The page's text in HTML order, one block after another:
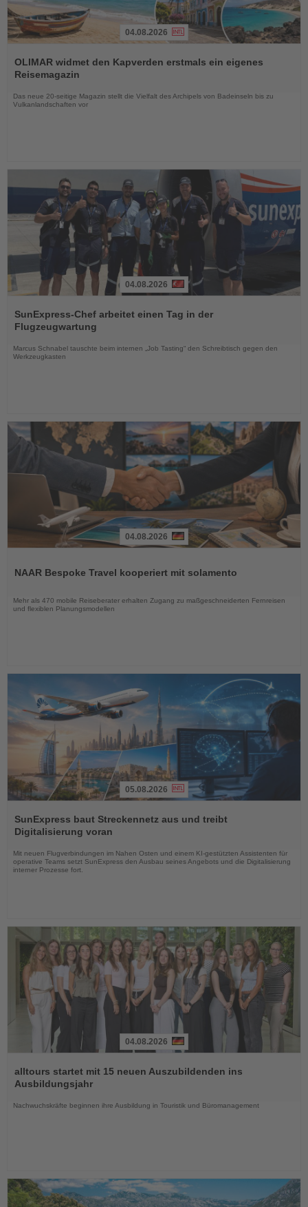
Sie
die
Nachrichten
04.08.2026
OLIMAR widmet den Kapverden erstmals ein eigenes
Reisemagazin
Das neue 20-seitige Magazin stellt die Vielfalt des Archipels von Badeinseln bis zu
Vulkanlandschaften vor
Sie
die
Nachrichten
04.08.2026
SunExpress-Chef arbeitet einen Tag in der
Flugzeugwartung
Marcus Schnabel tauschte beim internen „Job Tasting“ den Schreibtisch gegen den
Werkzeugkasten
die
04.08.2026
NAAR Bespoke Travel kooperiert mit solamento
Mehr als 470 mobile Reiseberater erhalten Zugang zu maßgeschneiderten Fernreisen
und flexiblen Planungsmodellen
Sie
die
Nachrichten
05.08.2026
SunExpress baut Streckennetz aus und treibt
Digitalisierung voran
Mit neuen Flugverbindungen im Nahen Osten und einem KI-gestützten Assistenten für
operative Teams setzt SunExpress den Ausbau seines Angebots und die Digitalisierung
interner Prozesse fort.
Sie
die
04.08.2026
alltours startet mit 15 neuen Auszubildenden ins
Ausbildungsjahr
Nachwuchskräfte beginnen ihre Ausbildung in Touristik und Büromanagement